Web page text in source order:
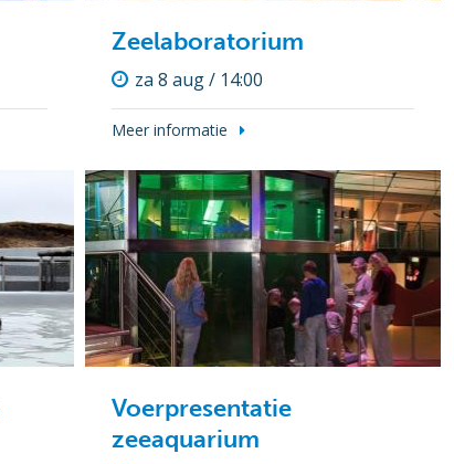
Zeelaboratorium
za 8 aug / 14:00
Meer informatie
Voerpresentatie
zeeaquarium